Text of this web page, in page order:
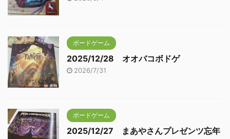
ボードゲーム
2025/12/28 オオバコボドゲ
2026/7/31
ボードゲーム
2025/12/27 まあやさんプレゼンツ忘年